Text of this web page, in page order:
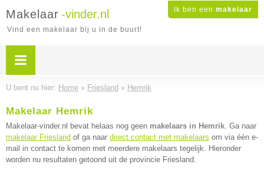
Ik ben een makelaar
Makelaar -vinder.nl
Vind een makelaar bij u in de buurt!
U bent nu hier: Home » Friesland » Hemrik
Makelaar Hemrik
Makelaar-vinder.nl bevat helaas nog geen makelaars in Hemrik. Ga naar
makelaar Friesland of ga naar direct contact met makelaars om via één e-
mail in contact te komen met meerdere makelaars tegelijk. Hieronder
worden nu resultaten getoond uit de provincie Friesland.